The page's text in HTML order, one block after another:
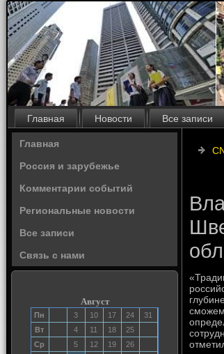
Главная Новости Все записи
Главная
Россия и зарубежье
Комментарии событий
Региональные новости
Все записи
Связь с нами
Август
Пн 3 10 17 24
31
Вт
4 11 18
25
Ср
5 12 19
26